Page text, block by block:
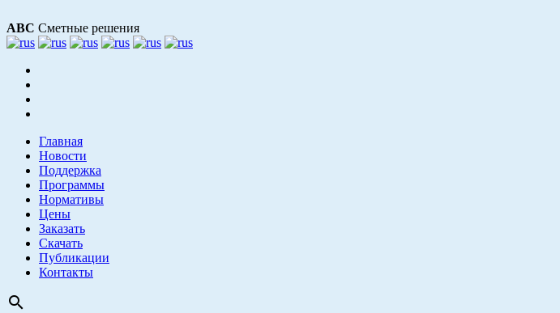
АВС Сметные решения
Главная
Новости
Поддержка
Программы
Нормативы
Цены
Заказать
Скачать
Публикации
Контакты
search